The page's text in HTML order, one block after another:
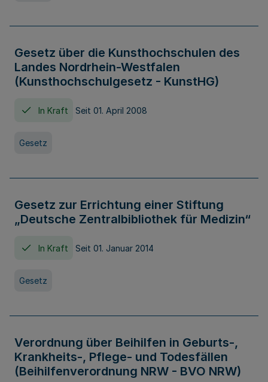
Gesetz über die Kunsthochschulen des
Landes Nordrhein-Westfalen
(Kunsthochschulgesetz - KunstHG)
In Kraft Seit 01. April 2008
Gesetz
Gesetz zur Errichtung einer Stiftung
„Deutsche Zentralbibliothek für Medizin“
In Kraft Seit 01. Januar 2014
Gesetz
Verordnung über Beihilfen in Geburts-,
Krankheits-, Pflege- und Todesfällen
(Beihilfenverordnung NRW - BVO NRW)